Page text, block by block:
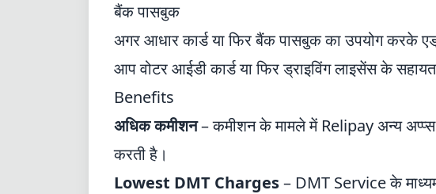
बैंक पासबुक
अगर आधार कार्ड या फिर बैंक पासबुक का उपयोग करके
आप वोटर आईडी कार्ड या फिर ड्राइविंग लाइसेंस के
Benefits
अधिक कमीशन– कमीशन के मामले में Relipay अन्य
करती है।
Lowest DMT Charges– DMT Service के